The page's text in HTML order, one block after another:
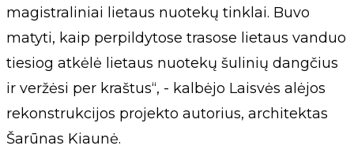
magistraliniai lietaus nuotekų tinklai. Buvo
matyti, kaip perpildytose trasose lietaus vanduo
tiesiog atkėlė lietaus nuotekų šulinių dangčius
ir veržėsi per kraštus“, - kalbėjo Laisvės alėjos
rekonstrukcijos projekto autorius, architektas
Šarūnas Kiaunė.